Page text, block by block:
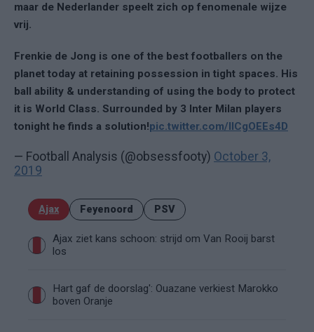
maar de Nederlander speelt zich op fenomenale wijze
vrij.
Frenkie de Jong is one of the best footballers on the
planet today at retaining possession in tight spaces. His
ball ability & understanding of using the body to protect
it is World Class. Surrounded by 3 Inter Milan players
tonight he finds a solution!pic.twitter.com/IICgOEEs4D
— Football Analysis (@obsessfooty) October 3,
2019
Ajax Feyenoord PSV
Ajax ziet kans schoon: strijd om Van Rooij barst
los
Hart gaf de doorslag': Ouazane verkiest Marokko
boven Oranje